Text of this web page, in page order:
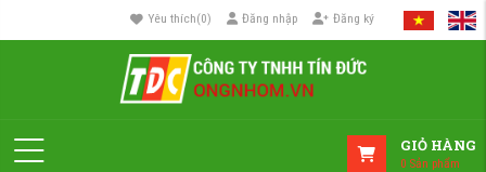
Đăng nhập Đăng ký
Yêu thích(0)
GIỎ HÀNG
0 Sản phẩm